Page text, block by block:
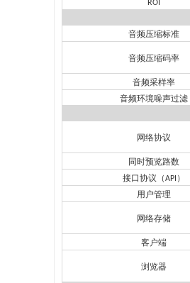
ROI
音频压缩标准
音频压缩码率
音频采样率
音频环境噪声过滤
网络协议
同时预览路数
接口协议（API ）
用户管理
网络存储
客户端
浏览器